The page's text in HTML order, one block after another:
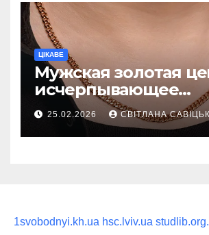
ЦІКАВЕ
Мужская золотая
исчерпывающее
руководство по
статусного
25.02.2026 СВІТЛАНА
1svobodnyi.kh.ua hsc.lviv.ua